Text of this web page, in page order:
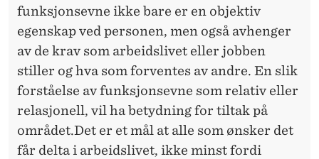
funksjonsevne ikke bare er en objektiv
egenskap ved personen, men også avhenger
av de krav som arbeidslivet eller jobben
stiller og hva som forventes av andre. En slik
forståelse av funksjonsevne som relativ eller
relasjonell, vil ha betydning for tiltak på
området.Det er et mål at alle som ønsker det
får delta i arbeidslivet, ikke minst fordi